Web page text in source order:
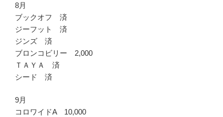
8月
ブックオフ 済
ジーフット 済
ジンズ 済
ブロンコビリー 2,000
ＴＡＹＡ 済
シード 済
9月
コロワイドA 10,000